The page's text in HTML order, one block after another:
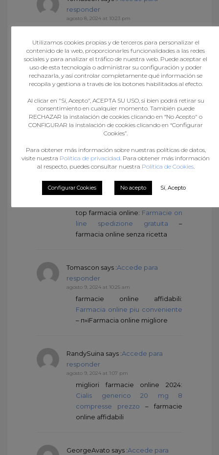
responder
agosto 8, 2024 at 10:23 pm
elenco:Cialis generico prezzo–
Farmacia online piГ№
conveniente
responder
agosto 8, 2024 at 10:28 pm
farmacie online sicure:Farmacia
online piu conveniente
farmacie online sicure
RandySuina says :Accede para
responder
top farmacia online: Farmacie on
line spedizione gratuita –
farmacia online senza ricetta
Tomascon says :Accede para
responder
agosto 9, 2024 at 10:25 am
farmacie online affidabili:
Farmacia online piu conveniente
– п»їFarmacia online migliore
RandySuina says :Accede para
responder
agosto 9, 2024 at 1:07 pm
migliori farmacie online 2024:
Cialis generico 20 mg 8
compresse prezzo – farmacie
online affidabili
GeorgeAvato says :Accede para
Utilizamos cookies propias y de terceros para personalizar el
contenido de la web, proporcionarles funcionalidades a las redes
sociales y para analizar el tráfico de nuestra web. Puede aceptar el
uso de esta tecnología o administrar su configuración y poder
rechazarla, y así controlar completamente qué información se
recopila y gestiona a través de los botones habilitados al efecto.
Al clicar en "Sí, Acepto", ACEPTA SU USO, si bien podrá retirar su
consentimiento en cualquier momento. También puede
RECHAZAR la instalación de cookies clicando en “No Acepto" o
CONFIGURAR la instalación de cookies clicando en “Configurar
Cookies”.
Para obtener más información sobre nuestras políticas de datos,
visite nuestra Política de privacidad . Para obtener más información
al respecto, puedes consultar nuestra Política de Cookies.
Configurar Cookies No acepto Sí, Acepto